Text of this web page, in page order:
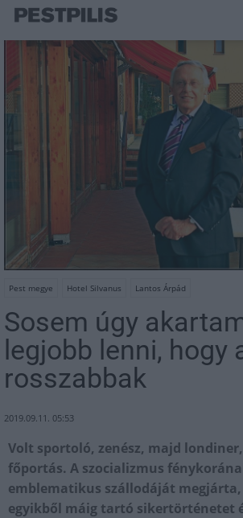
Pest megye Hotel Silvanus Lantos Árpád
Sosem úgy
legjobb lenni, hogy
rosszabbak
2019.09.11. 05:53
Volt sportoló, zenész, majd
főportás. A szocializmus
emblematikus szállodáját megjárta,
egyikből máig tartó sikertörténetet